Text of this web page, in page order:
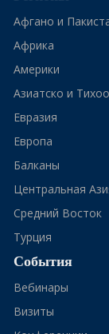
Афгано и
Африка
Америки
Азиатско и
Евразия
Европа
Балканы
Центральная
Средний Восток
Турция
События
Вебинары
Визиты